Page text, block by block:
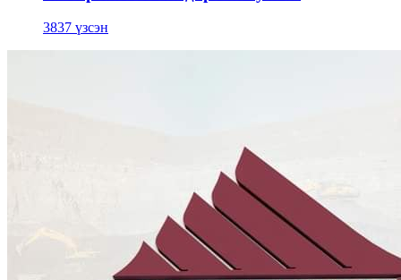
3837 үзсэн